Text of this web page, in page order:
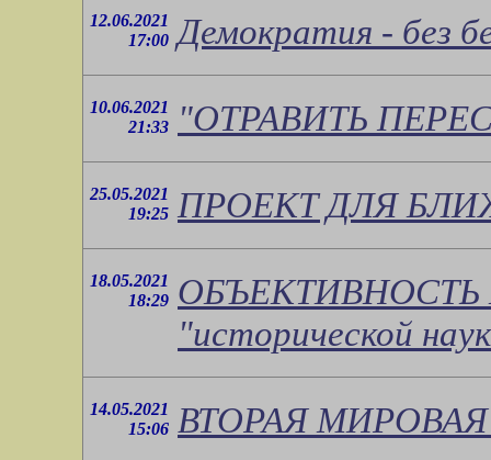
12.06.2021
17:00 Демократия - без
10.06.2021
21:33
"ОТРАВИТЬ
25.05.2021
19:25 ПРОЕКТ ДЛЯ
18.05.2021
18:29 ОБЪЕКТИВНОСТЬ
"исторической
14.05.2021
15:06 ВТОРАЯ МИРОВАЯ -